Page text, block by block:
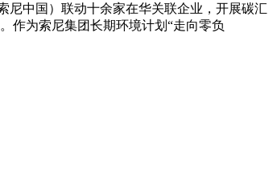
尼中国）联动十余家在华关联企业，开展碳汇
作为索尼集团长期环境计划“走向零负